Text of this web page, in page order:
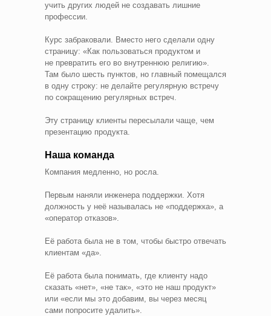
учить других людей не создавать лишние
профессии.
Курс забраковали. Вместо него сделали одну
страницу: «Как пользоваться продуктом и
не превратить его во внутреннюю религию».
Там было шесть пунктов, но главный помещался
в одну строку: не делайте регулярную встречу
по сокращению регулярных встреч.
Эту страницу клиенты пересылали чаще, чем
презентацию продукта.
Наша команда
Компания медленно, но росла.
Первым наняли инженера поддержки. Хотя
должность у неё называлась не «поддержка», а
«оператор отказов».
Её работа была не в том, чтобы быстро отвечать
клиентам «да».
Её работа была понимать, где клиенту надо
сказать «нет», «не так», «это не наш продукт»
или «если мы это добавим, вы через месяц
сами попросите удалить».